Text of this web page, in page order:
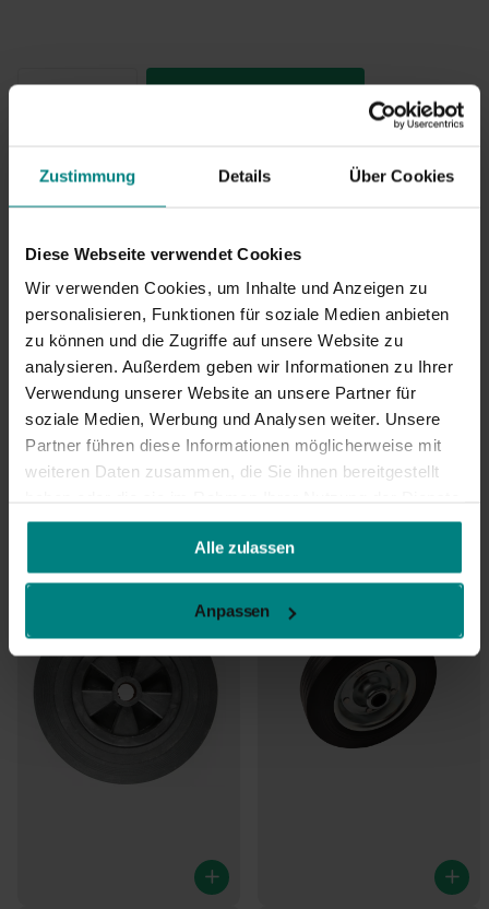
Zustimmung Details Über Cookies
Diese Webseite verwendet Cookies
Wir verwenden Cookies, um Inhalte und Anzeigen zu
personalisieren, Funktionen für soziale Medien anbieten
zu können und die Zugriffe auf unsere Website zu
analysieren. Außerdem geben wir Informationen zu Ihrer
Verwendung unserer Website an unsere Partner für
soziale Medien, Werbung und Analysen weiter. Unsere
Partner führen diese Informationen möglicherweise mit
weiteren Daten zusammen, die Sie ihnen bereitgestellt
gesammelt haben.
Alle zulassen
Anpassen
JetztKaufen, später zahlen mitKlarna
Lieferung mit DHL:
Versandkosten ab2,95€*
30 TageRückgaberecht
Vergiss diese Produkte nicht!